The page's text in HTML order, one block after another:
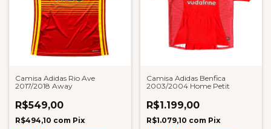
Camisa Adidas Rio Ave
2017/2018 Away
R$549,00
R$494,10 com Pix
Camisa Adidas Benfica
2003/2004 Home Petit
R$1.199,00
R$1.079,10 com Pix